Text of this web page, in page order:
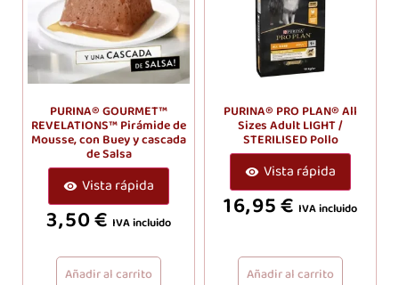
PURINA® GOURMET™
REVELATIONS™ Pirámide de
Mousse, con Buey y cascada
de Salsa
Vista rápida
3,50€ IVA incluido
Añadir al carrito
PURINA® PRO PLAN® All
Sizes Adult LIGHT /
STERILISED Pollo
Vista rápida
16,95€ IVA incluido
Añadir al carrito